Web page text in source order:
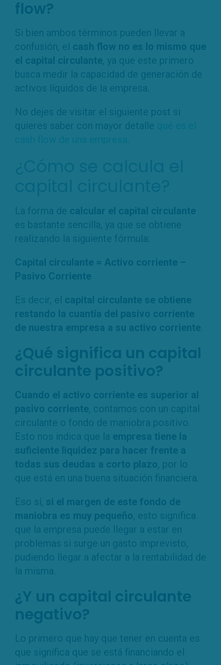
flow?
Si bien ambos términos pueden llevar a
confusión, el cash flow no es lo mismo que
el capital circulante, ya que este primero
busca medir la capacidad de generación de
activos líquidos de la empresa.
No dejes de visitar el siguiente post si
quieres saber con mayor detalle qué es el
cash flow de una empresa
La forma de calcular el capital circulante
es bastante sencilla, ya que se obtiene
realizando la siguiente fórmula:
Capital circulante = Activo corriente –
Pasivo Corriente
Es decir, el capital circulante se obtiene
restando la cuantía del pasivo corriente
de nuestra empresa a su activo corriente
¿Qué significa un capital
circulante positivo?
Cuando el activo corriente es superior al
pasivo corriente, contamos con un capital
circulante o fondo de maniobra positivo.
Esto nos indica que la empresa tiene la
suficiente liquidez para hacer frente a
todas sus deudas a corto plazo, por lo
que está en una buena situación financiera.
Eso sí, si el margen de este fondo de
maniobra es muy pequeño, esto significa
que la empresa puede llegar a estar en
problemas si surge un gasto imprevisto,
pudiendo llegar a afectar a la rentabilidad de
la misma.
¿Y un capital circulante
negativo?
Lo primero que hay que tener en cuenta es
que significa que se está financiando el